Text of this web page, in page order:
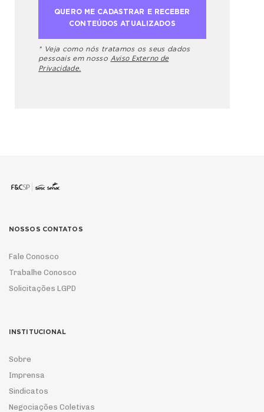
* Veja como nós tratamos os seus dados
pessoais em nosso Aviso Externo de
Privacidade.
NOSSOS CONTATOS
Fale Conosco
Trabalhe Conosco
Solicitações LGPD
INSTITUCIONAL
Sobre
Imprensa
Sindicatos
Negociações Coletivas